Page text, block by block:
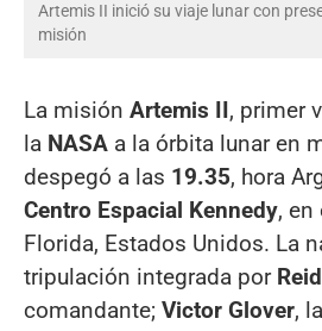
Artemis II inició su viaje lunar con
misión
La misión Artemis II, primer
la NASA a la órbita lunar en
despegó a las 19.35, hora
Centro Espacial Kennedy, en
Florida, Estados Unidos. La
tripulación integrada por
comandante; Victor Glover,